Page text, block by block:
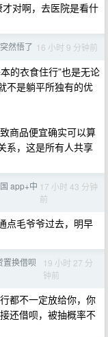
对啊，去医院是看什
然悟了 16 小时 9 分钟前
的衣食住行”也是无论
不是躺平所独有的优
商品便宜确实可以算
系，这是所有人共享
app+中 17 小时 43 分钟
前
点毛爷爷过去，明早
置换借呗
19 小时 27 分
钟前
都不一定放给你，你
还借呗，被抽概率不